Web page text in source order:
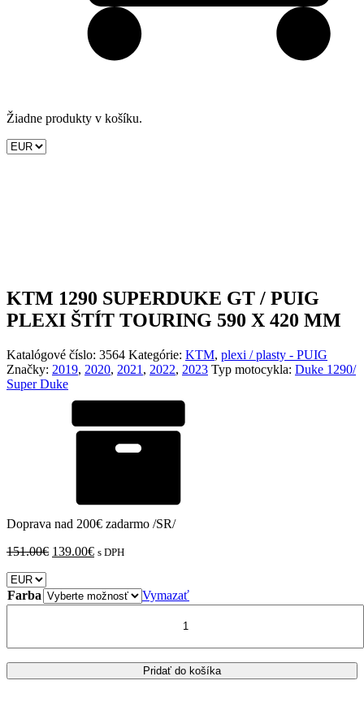
Žiadne produkty v košíku.
KTM 1290 SUPERDUKE GT / PUIG
PLEXI ŠTÍT TOURING 590 X 420 MM
Katalógové číslo: 3564 Kategórie: KTM, plexi / plasty - PUIG
Značky: 2019, 2020, 2021 , 2022, 2023 Typ motocykla: Duke 1290/
Super Duke
Doprava nad 200€ zadarmo /SR/
151.00€ Pôvodná
151.00€.
139.00€Aktuálna
139.00€.
s DPH
Farba
Vymazať
GT
/
Pridať do košíka